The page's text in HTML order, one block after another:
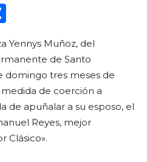
m
p
ar
ti
r
Yennys Muñoz, del
de Santo
domingo tres meses de
de coerción a
de apuñalar a su esposo, el
Reyes, mejor
Clásico».